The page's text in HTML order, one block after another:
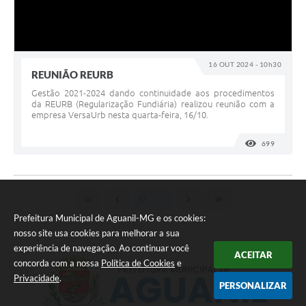
Prefeitura Municipal de Aguanil-MG e os cookies:
nosso site usa cookies para melhorar a sua
experiência de navegação. Ao continuar você
concorda com a nossa Política de Cookies e
Privacidade.
ACEITAR
PERSONALIZAR
16 OUT 2024 - 10h30
REUNIÃO REURB
Gestão 2021-2024 dando continuidade aos procedimentos
da REURB (Regularização Fundiária) realizou reunião com a
empresa VersaUrb nesta quarta-feira, 16/10.
699